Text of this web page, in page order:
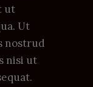
ut
Ut
nostrud
nisi ut